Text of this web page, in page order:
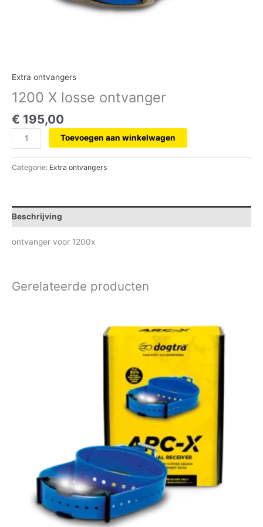
Extra ontvangers
1200 X losse ontvanger
€ 195,00
Toevoegen aan winkelwagen
Categorie: Extra ontvangers
Beschrijving
ontvanger voor 1200x
Gerelateerde producten